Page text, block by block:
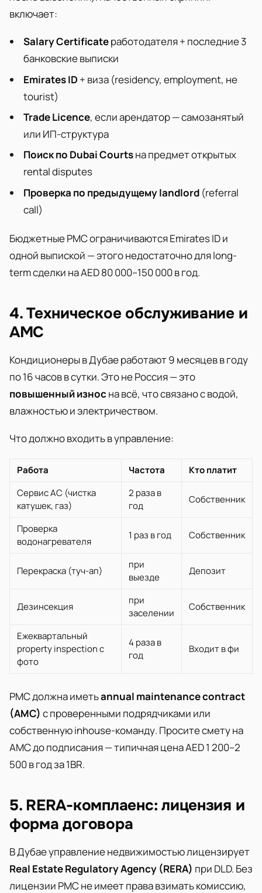
включает:
Salary Certificateработодателя + последние 3
банковские выписки
Emirates ID + виза (residency, employment, не
tourist)
Trade Licence, если арендатор — самозанятый
или ИП-структура
Поиск по Dubai Courtsна предмет открытых
rental disputes
Проверка по предыдущему landlord (referral
call)
Бюджетные PMC ограничиваются Emirates ID и
одной выпиской — этого недостаточно для long-
term сделки на AED 80 000–150 000 в год.
4. Техническое обслуживание и
AMC
Кондиционеры в Дубае работают 9 месяцев в году
по 16 часов в сутки. Это не Россия — это
повышенный износ на всё, что связано с водой,
влажностью и электричеством.
Что должно входить в управление:
Работа Частота
Кто платит
Сервис AC (чистка
катушек, газ)
2 раза в
год
Собственник
Проверка
водонагревателя
1 раз в год Собственник
Перекраска (туч-ап)
при
выезде
Депозит
Дезинсекция
при
заселении
Собственник
Ежеквартальный
property inspection с
фото
4 раза в
год
Входит в фи
PMC должна иметьannual maintenance contract
(AMC) с проверенными подрядчиками или
собственную inhouse-команду. Просите смету на
AMC до подписания — типичная цена AED 1 200–2
500 в год за 1BR.
5. RERA-комплаенс: лицензия и
форма договора
В Дубае управление недвижимостью лицензирует
Real Estate Regulatory Agency (RERA) при DLD. Без
лицензии PMC не имеет права взимать комиссию,